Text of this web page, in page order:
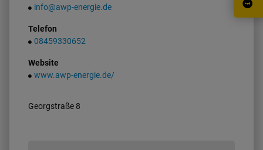
Georgstraße 8
info@awp-energie.de
Telefon
08459330652
Website
www.awp-energie.de/